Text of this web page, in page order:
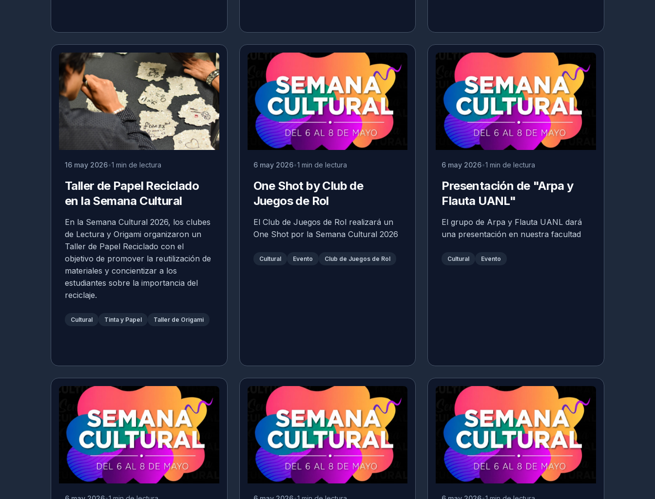
16 may 2026 1 min de lectura
Taller de Papel Reciclado
en la Semana Cultural
En la Semana Cultural 2026, los clubes
de Lectura y Origami organizaron un
Taller de Papel Reciclado con el
objetivo de promover la reutilización de
materiales y concientizar a los
estudiantes sobre la importancia del
reciclaje.
Cultural Tinta y Papel Taller de Origami
6 may 2026 1 min de lectura
One Shot by Club de
Juegos de Rol
El Club de Juegos de Rol realizará un
One Shot por la Semana Cultural 2026
Cultural Evento Club de Juegos de Rol
6 may 2026 1 min de lectura
Presentación de "Arpa y
Flauta UANL"
El grupo de Arpa y Flauta UANL dará
una presentación en nuestra facultad
Cultural Evento